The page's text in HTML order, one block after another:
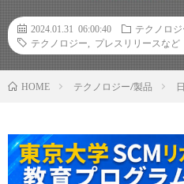
2024.01.31 06:00:40
テクノロジ
テクノロジー
プレスリリースなど
HOME テクノロジー/製品